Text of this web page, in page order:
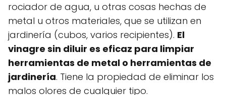
rociador de agua, u otras cosas hechas de
metal u otros materiales, que se utilizan en
jardinería (cubos, varios recipientes). El
vinagre sin diluir es eficaz para limpiar
herramientas de metal o herramientas de
jardinería. Tiene la propiedad de eliminar los
malos olores de cualquier tipo.